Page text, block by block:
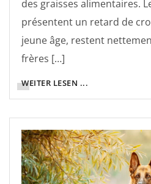
des graisses alimentaires.
présentent un retard de
jeune âge, restent
frères […]
WEITER LESEN ...